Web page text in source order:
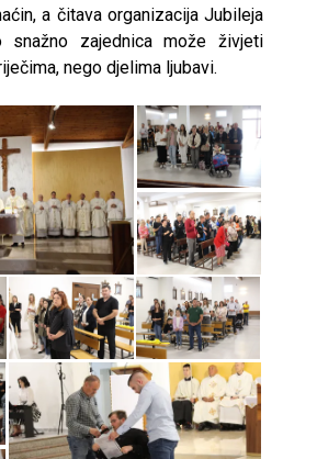
a čitava organizacija Jubileja
snažno zajednica može živjeti
nego djelima ljubavi.